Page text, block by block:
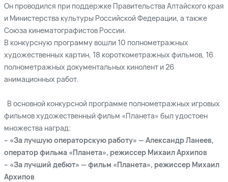
Он проводился при поддержке Правительства Алтайского края
и Министерства культуры Российской Федерации, а также
Союза кинематографистов России.
В конкурсную программу вошли 10 полнометражных
художественных картин, 18 короткометражных фильмов, 16
полнометражных документальных кинолент и 26
анимационных работ.
В основной конкурсной программе полнометражных игровых
фильмов художественный фильм «Планета» был удостоен
множества наград:
– «За лучшую операторскую работу» — Александр Ланеев,
оператор фильма «Планета», режиссер Михаил Архипов
– «За лучший дебют» — фильм «Планета», режиссер Михаил
Архипов